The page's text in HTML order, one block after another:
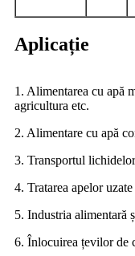
Aplicație
1. Alimentarea cu apă
agricultura etc.
2. Alimentare cu apă
3. Transportul
4. Tratarea apelor uzate
5. Industria alimentară
6. Înlocuirea țevilor de